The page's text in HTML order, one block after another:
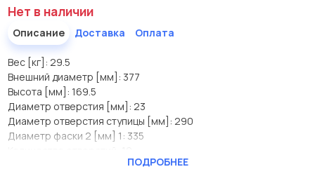
Нет в наличии
Описание Доставка Оплата
Вес [кг]: 29.5
Внешний диаметр [мм]: 377
Высота [мм]: 169.5
Диаметр отверстия [мм]: 23
Диаметр отверстия ступицы [мм]: 290
Диаметр фаски 2 [мм] 1: 335
Минимальная толщина [мм]: 37ПОДРОБНЕЕ